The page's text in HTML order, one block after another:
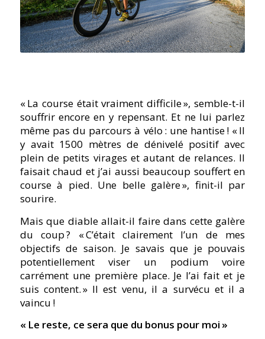
« La course était vraiment difficile », semble-t-il
souffrir encore en y repensant. Et ne lui parlez
même pas du parcours à vélo : une hantise! « Il
y avait 1500 mètres de dénivelé positif avec
plein de petits virages et autant de relances. Il
faisait chaud et j’ai aussi beaucoup souffert en
course à pied. Une belle galère », finit-il par
sourire.
Mais que diable allait-il faire dans cette galère
du coup? « C’était clairement l’un de mes
objectifs de saison. Je savais que je pouvais
potentiellement viser un podium voire
carrément une première place. Je l’ai fait et je
suis content. » Il est venu, il a survécu et il a
vaincu !
« Le reste, ce sera que du bonus pour moi»